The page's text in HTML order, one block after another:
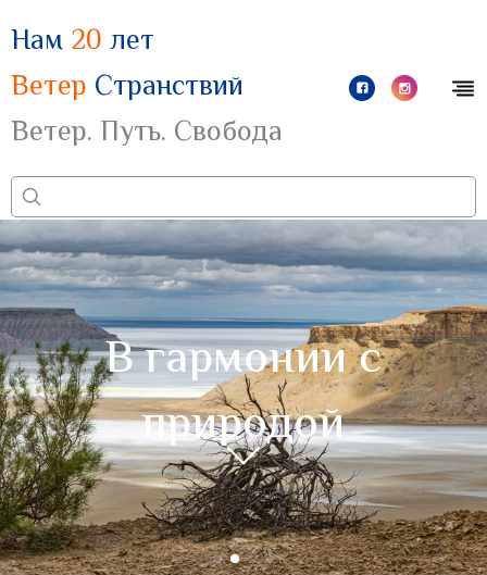
Нам 20 лет
Ветер Странствий
Ветер. Путь. Свобода
В гармонии с
природой